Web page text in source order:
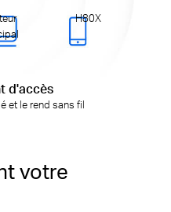
H80X
d'accès
et le rend sans fil
votre